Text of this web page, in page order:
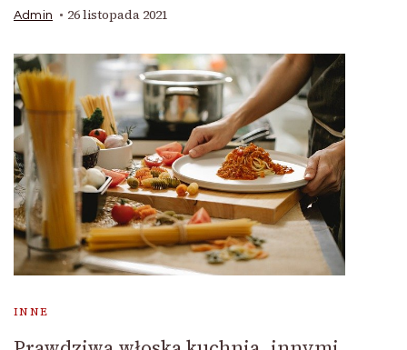
Admin 26 listopada 2021
INNE